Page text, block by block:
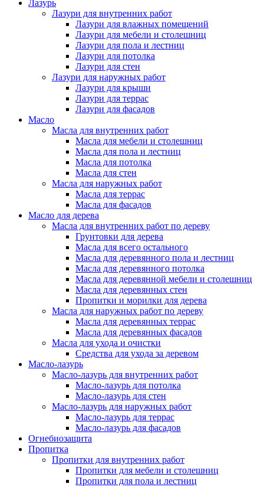
Лазурь
Лазури для внутренних работ
Лазури для влажных помещений
Лазури для мебели и столешниц
Лазури для пола и лестниц
Лазури для потолка
Лазури для стен
Лазури для наружных работ
Лазури для крыши
Лазури для террас
Лазури для фасадов
Масло
Масла для внутренних работ
Масла для мебели и столешниц
Масла для пола и лестниц
Масла для потолка
Масла для стен
Масла для наружных работ
Масла для террас
Масла для фасадов
Масло для дерева
Масла для внутренних работ по дереву
Грунтовки для дерева
Масла для всего остального
Масла для деревянного пола и лестниц
Масла для деревянного потолка
Масла для деревянной мебели и столешниц
Масла для деревянных стен
Пропитки и морилки для дерева
Масла для наружных работ по дереву
Масла для деревянных террас
Масла для деревянных фасадов
Масла для ухода и очистки
Средства для ухода за деревом
Масло-лазурь
Масло-лазурь для внутренних работ
Масло-лазурь для потолка
Масло-лазурь для стен
Масло-лазурь для наружных работ
Масло-лазурь для террас
Масло-лазурь для фасадов
Огнебиозащита
Пропитка
Пропитки для внутренних работ
Пропитки для мебели и столешниц
Пропитки для пола и лестниц